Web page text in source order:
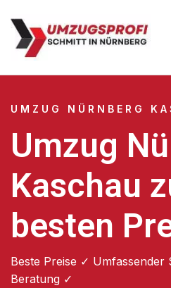
UMZUG NÜRNBERG
Umzug
Kaschau
besten
Beste Preise ✓
Beratung ✓